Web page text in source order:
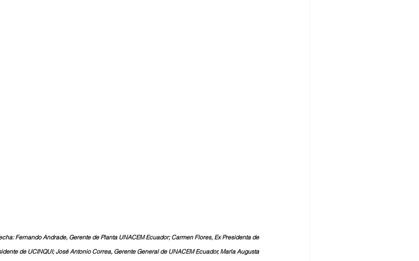
Fernando Andrade, Gerente de Planta UNACEM Ecuador; Carmen Flores, Ex Presidenta de
de UCINQUI; José Antonio Correa, Gerente General de UNACEM Ecuador, María Augusta